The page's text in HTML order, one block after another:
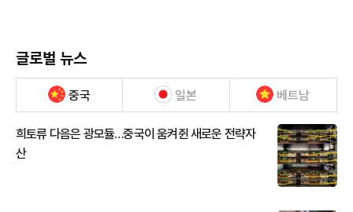
글로벌 뉴스
중국 일본 베트남
희토류 다음은 광모듈…중국이 움켜쥔 새로운 전략자
산